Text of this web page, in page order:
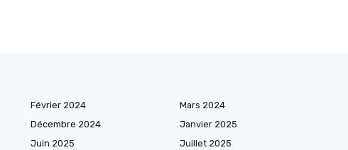
Février 2024
Mars 2024
Décembre 2024
Janvier 2025
Juin 2025
Juillet 2025